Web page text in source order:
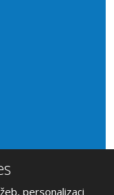
| vytvořila
personalizaci